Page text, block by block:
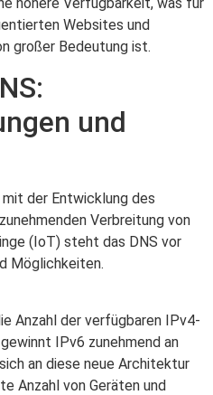
Websites und
großer Bedeutung ist.
und
der Entwicklung des
Verbreitung von
(IoT) steht das DNS vor
Möglichkeiten.
Anzahl der verfügbaren IPv4-
IPv6 zunehmend an
an diese neue Architektur
Anzahl von Geräten und